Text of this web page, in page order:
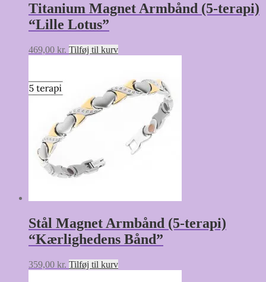
Titanium Magnet Armbånd (5-terapi)
“Lille Lotus”
469,00 kr. Tilføj til kurv
Stål Magnet Armbånd (5-terapi)
“Kærlighedens Bånd”
359,00 kr. Tilføj til kurv